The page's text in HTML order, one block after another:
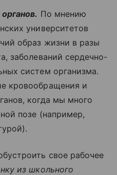
По мнению
университетов
образ жизни в разы
заболеваний сердечно-
систем организма.
кровообращения и
когда мы много
позе (например,
свое рабочее
из школьного